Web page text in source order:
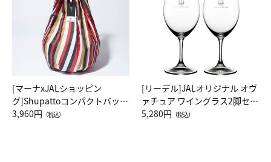
[マーナxJALショッピン
グ]Shupattoコンパクトバッグ
Drop JAL客室乗務員（LC）ス
3,960円 （税込）
[リーデル]JALオリジナル オヴ
ァチュア ワイングラス2脚セッ
ト（レッドワイン）
5,280円 （税込）